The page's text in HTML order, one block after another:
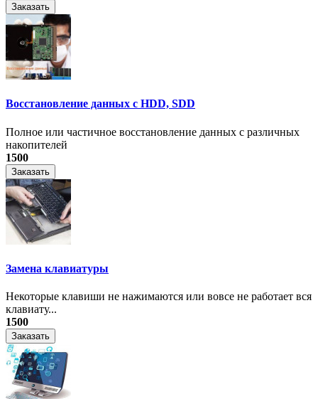
Заказать
Восстановление данных с HDD, SDD
Полное или частичное восстановление данных с различных
накопителей
1500
Заказать
Замена клавиатуры
Некоторые клавиши не нажимаются или вовсе не работает вся
клавиату...
1500
Заказать